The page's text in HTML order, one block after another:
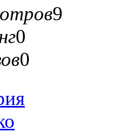
9
0
0